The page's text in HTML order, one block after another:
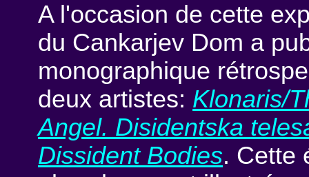
A l'occasion de cette
du Cankarjev Dom a
monographique
deux artistes: Klonaris/
Angel. Disidentska
Dissident Bodies. Cette